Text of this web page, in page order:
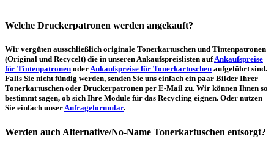
Welche Druckerpatronen werden angekauft?
Wir vergüten ausschließlich originale Tonerkartuschen und Tintenpatronen
(Original und Recycelt) die in unseren Ankaufspreislisten aufAnkaufspreise
für Tintenpatronen oderAnkaufspreise für Tonerkartuschen aufgeführt sind.
Falls Sie nicht fündig werden, senden Sie uns einfach ein paar Bilder Ihrer
Tonerkartuschen oder Druckerpatronen per E-Mail zu. Wir können Ihnen so
bestimmt sagen, ob sich Ihre Module für das Recycling eignen. Oder nutzen
Sie einfach unserAnfrageformular.
Werden auch Alternative/No-Name Tonerkartuschen entsorgt?